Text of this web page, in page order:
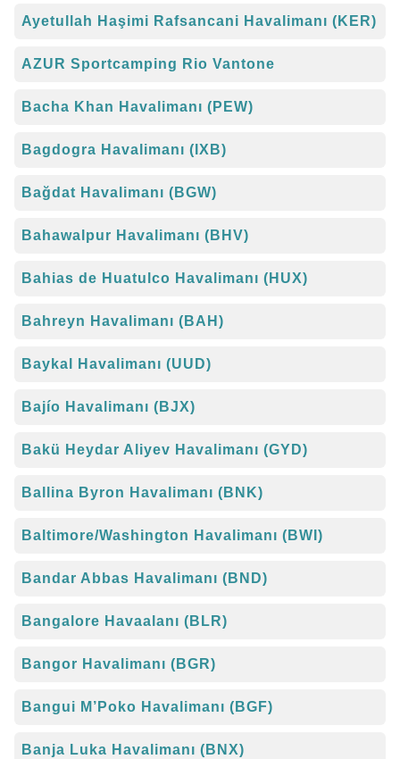
Ayetullah Haşimi Rafsancani Havalimanı (KER)
AZUR Sportcamping Rio Vantone
Bacha Khan Havalimanı (PEW)
Bagdogra Havalimanı (IXB)
Bağdat Havalimanı (BGW)
Bahawalpur Havalimanı (BHV)
Bahias de Huatulco Havalimanı (HUX)
Bahreyn Havalimanı (BAH)
Baykal Havalimanı (UUD)
Bajío Havalimanı (BJX)
Bakü Heydar Aliyev Havalimanı (GYD)
Ballina Byron Havalimanı (BNK)
Baltimore/Washington Havalimanı (BWI)
Bandar Abbas Havalimanı (BND)
Bangalore Havaalanı (BLR)
Bangor Havalimanı (BGR)
Bangui M’Poko Havalimanı (BGF)
Banja Luka Havalimanı (BNX)